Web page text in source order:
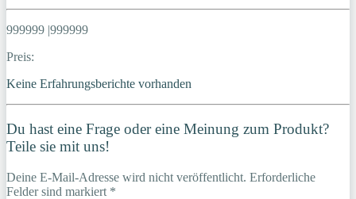
999999 |999999
Preis:
Keine Erfahrungsberichte vorhanden
Du hast eine Frage oder eine Meinung zum Produkt?
Teile sie mit uns!
Deine E-Mail-Adresse wird nicht veröffentlicht. Erforderliche
Felder sind markiert *